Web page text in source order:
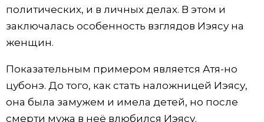
политических, и в личных делах. В этом и
заключалась особенность взглядов Иэясу на
женщин.
Показательным примером является Атя-но
цубонэ. До того, как стать наложницей Иэясу,
она была замужем и имела детей, но после
смерти мужа в неё влюбился Иэясу.